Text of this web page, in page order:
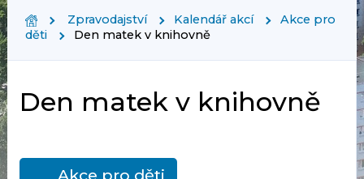
Zpravodajství Kalendář akcí
Akce pro
děti
Den matek v knihovně
Den matek v knihovně